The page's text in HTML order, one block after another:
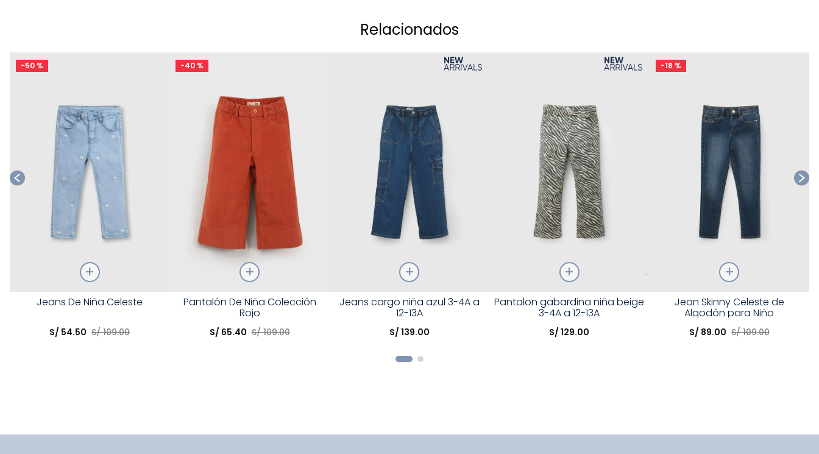
Relacionados
-50 %
Jeans De Niña Celeste
S/ 54.50 S/ 109.00
-40 %
Talla
Elige una opción
Pantalón De Niña Colección
Rojo
S/ 65.40 S/ 109.00
Talla
Elige una opción
Jeans cargo niña azul 3-4A a
12-13A
S/ 139.00
Talla
Elige una opción
Pantalon gabardina niña beige
3-4A a 12-13A
S/ 129.00
-18 %
Elige una opción
Jean Skinny Celeste de
Algodón para Niño
S/ 89.00 S/ 109.00